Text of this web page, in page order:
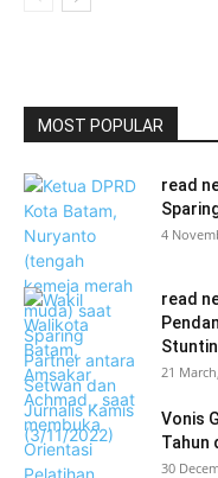
MOST POPULAR
read
4
read
21
Vonis
Tahun
30